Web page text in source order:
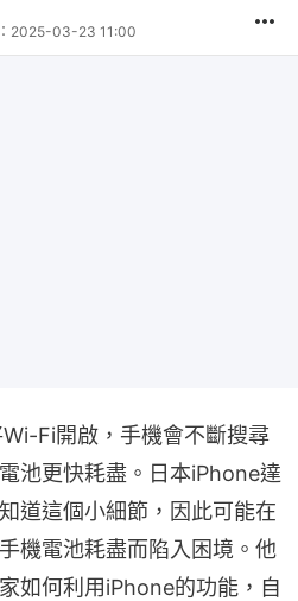
2025-03-23 11:00
Fi開啟，手機會不斷搜尋
池更快耗盡。日本iPhone達
道這個小細節，因此可能在
機電池耗盡而陷入困境。他
如何利用iPhone的功能，自